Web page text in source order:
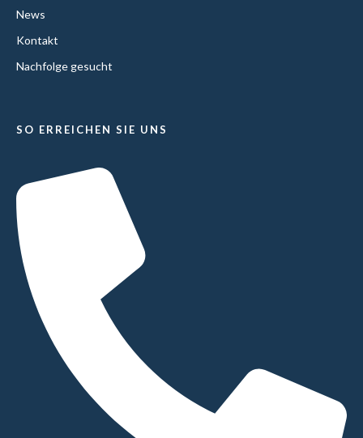
News
Kontakt
Nachfolge gesucht
SO ERREICHEN SIE UNS